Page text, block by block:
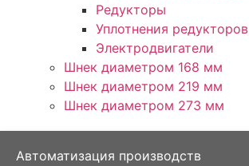
Редукторы
Уплотнения редукторов
Электродвигатели
Шнек диаметром 168 мм
Шнек диаметром 219 мм
Шнек диаметром 273 мм
Автоматизация производств